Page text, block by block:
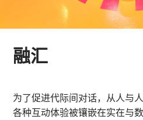
融汇
为了促进代际间对话，从人与
各种互动体验被镶嵌在实在与